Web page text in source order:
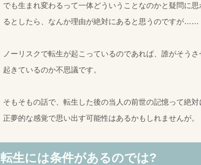
でも生まれ変わるって一体どういうことなのかと疑問に
るとしたら、なんか理由が絶対にあると思うのですが……
ノーリスクで転生が起こっているのであれば、誰がそう
起きているのか不思議です。
そもそもの話で、転生した後の当人の前世の記憶って絶対
正夢的な感覚で思い出す可能性はあるかもしれませんが。
転生には条件があるのでは?